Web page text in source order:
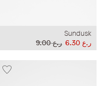
Sundusk
ر.ع 9.00
ر.ع 6.30